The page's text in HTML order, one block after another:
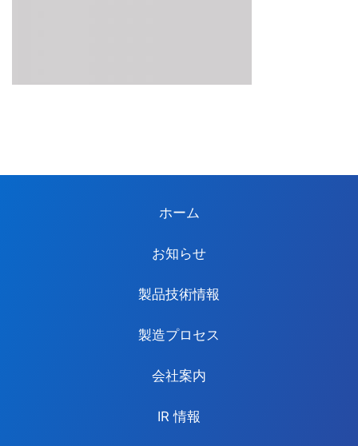
ホーム
お知らせ
製品技術情報
製造プロセス
会社案内
IR 情報